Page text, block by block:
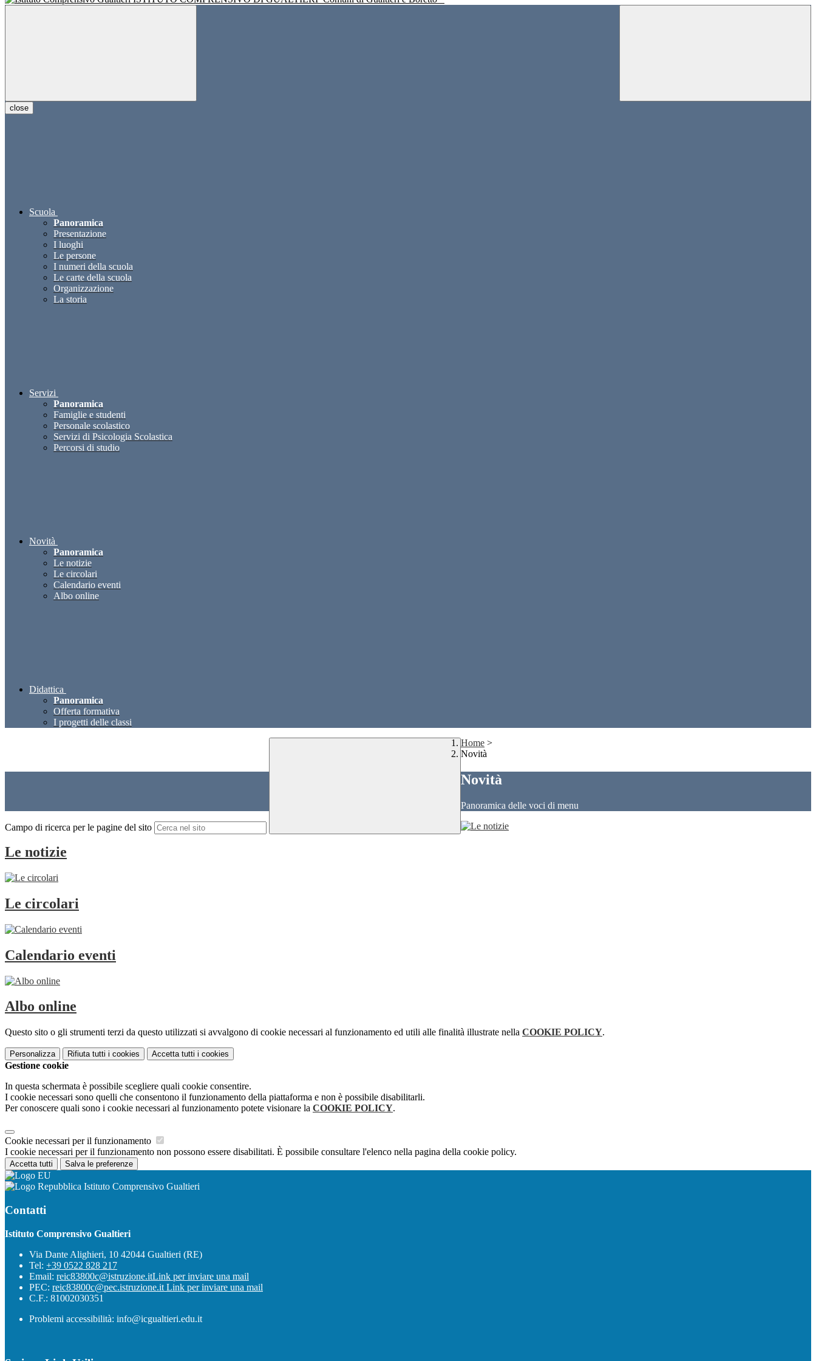
close
Scuola
Panoramica
Presentazione
I luoghi
Le persone
I numeri della scuola
Le carte della scuola
Organizzazione
La storia
Servizi
Panoramica
Famiglie e studenti
Personale scolastico
Servizi di Psicologia Scolastica
Percorsi di studio
Novità
Panoramica
Le notizie
Le circolari
Calendario eventi
Albo online
Didattica
Panoramica
Offerta formativa
I progetti delle classi
Campo di ricerca per le pagine del sito
Home >
Novità
Novità
Panoramica delle voci di menu
Le notizie
Le circolari
Calendario eventi
Albo online
Questo sito o gli strumenti terzi da questo utilizzati si avvalgono di cookie necessari al funzionamento ed utili alle finalità illustrate nella COOKIE POLICY.
Personalizza Rifiuta tutti i cookies Accetta tutti i cookies
Gestione cookie
In questa schermata è possibile scegliere quali cookie consentire.
I cookie necessari sono quelli che consentono il funzionamento della piattaforma e non è possibile disabilitarli.
Per conoscere quali sono i cookie necessari al funzionamento potete visionare la COOKIE POLICY.
Cookie necessari per il funzionamento
I cookie necessari per il funzionamento non possono essere disabilitati. È possibile consultare l'elenco nella pagina della cookie policy.
Accetta tutti Salva le preferenze
Istituto Comprensivo Gualtieri
Contatti
Istituto Comprensivo Gualtieri
Via Dante Alighieri, 10 42044 Gualtieri (RE)
Tel: +39 0522 828 217
Email: reic83800c@istruzione.itLink per inviare una mail
PEC: reic83800c@pec.istruzione.it Link per inviare una mail
C.F.: 81002030351
Problemi accessibilità: info@icgualtieri.edu.it